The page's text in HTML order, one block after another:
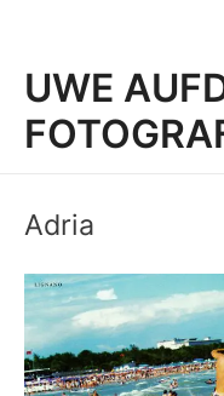
UWE
Adria